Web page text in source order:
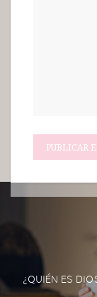
¿QUIÉN ES